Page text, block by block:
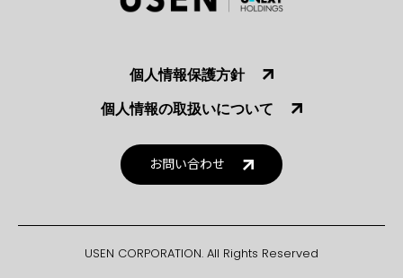
個人情報保護方針
個人情報の取扱いについて
お問い合わせ
USEN CORPORATION. All Rights Reserved